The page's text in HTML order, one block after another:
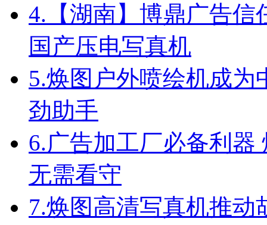
4. 【湖南】博鼎广告
国产压电写真机
5.焕图户外喷绘机成为
劲助手
6.广告加工厂必备利器
无需看守
7.焕图高清写真机推动